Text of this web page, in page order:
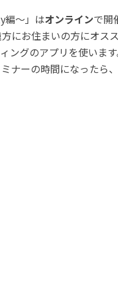
〜」はオンラインで開
にお住まいの方にオスス
グのアプリを使います
ナーの時間になったら